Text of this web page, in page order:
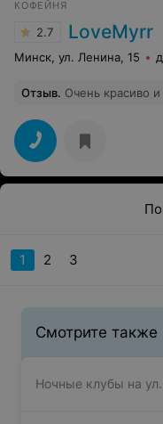
КОФЕЙНЯ
2.7 LoveMyrr
Минск, ул. Ленина, 15
Отзыв. Очень красиво и
1 2 3
Смотрите также
Ночные клубы на